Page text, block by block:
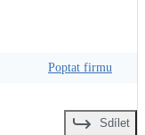
Poptat firmu
Sdílet